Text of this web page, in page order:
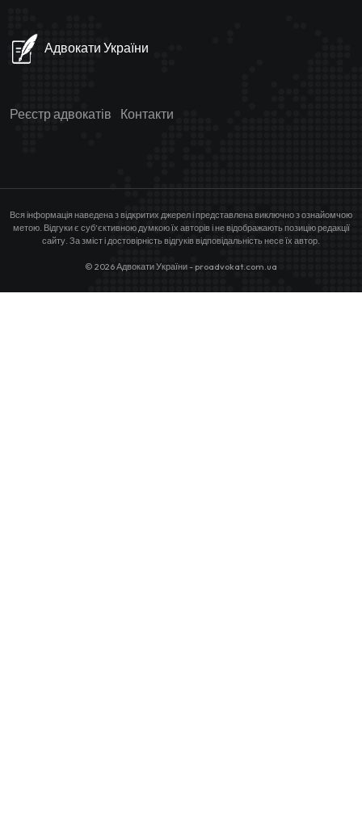
Адвокати України
Реєстр адвокатів Контакти
Вся інформація наведена з відкритих джерел і представлена виключно з ознайомчою
метою. Відгуки є суб’єктивною думкою їх авторів і не відображають позицію редакції
сайту. За зміст і достовірність відгуків відповідальність несе їх автор.
© 2026 Адвокати України - proadvokat.com.ua